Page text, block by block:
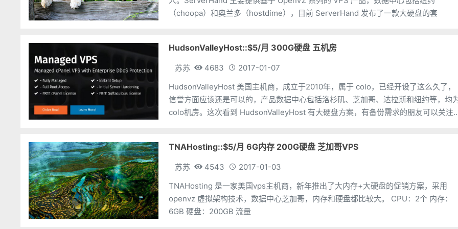
（choopa）和奥兰多（hostdime），目前 ServerHand 发布了一款大硬盘的套
HudsonValleyHost::$5/月 300G硬盘 五机房
苏苏 4683
2017-01-07
HudsonValleyHost 美国主机商，成立于2010年，属于 colo，已经开设了这么久了，
信誉方面应该还是可以的，产品数据中心包括洛杉矶、芝加哥、达拉斯和纽约等，均
colo机房。这次看到 HudsonValleyHost 有大硬盘方案，有备份需求的朋友可以关注
TNAHosting::$5/月 6G内存 200G硬盘 芝加哥VPS
苏苏 4543
2017-01-03
TNAHosting 是一家美国vps主机商，新年推出了大内存+大硬盘的促销方案，采用
openvz 虚拟架构技术，数据中心芝加哥，内存和硬盘都比较大。 CPU：2个 内存：
6GB 硬盘：200GB 流量